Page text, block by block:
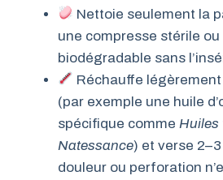
Nettoie seulement la
une compresse stérile
biodégradable sans
Réchauffe
(par exemple une huile
spécifique comme Huiles
Natessance) et verse
douleur ou perforation